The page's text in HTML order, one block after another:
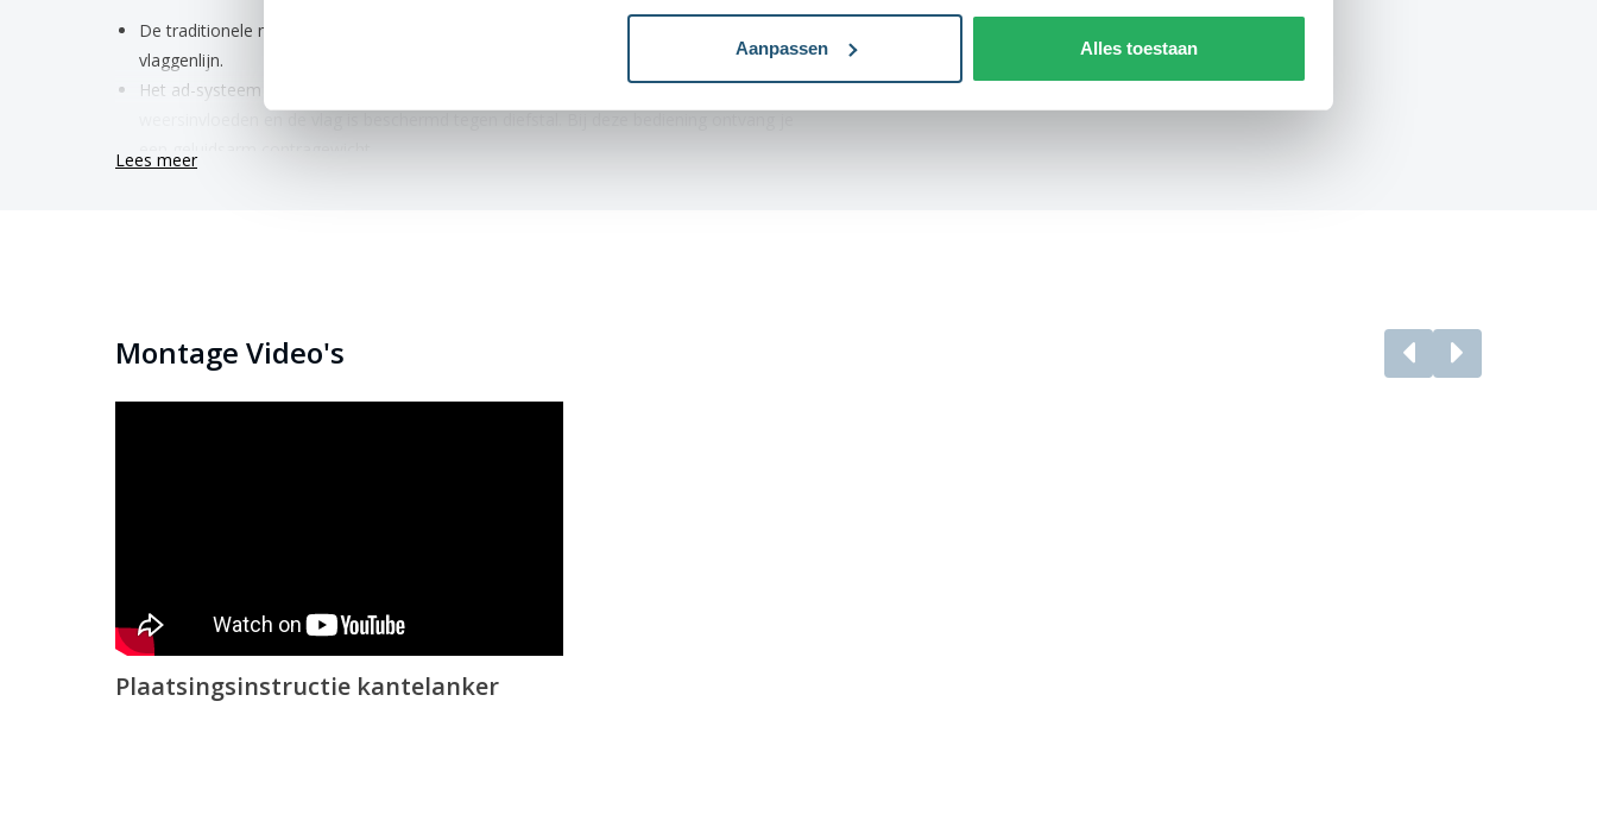
Aanpassen Alles toestaan
De traditionele manier van een vlag hijsen kan met een kikker en een uitwendig
vlaggenlijn.
Het ad-systeem heeft de vlaggenlijn in de mast lopen. Deze is dus beschermd tegen
Het voordeelpakket wordt geleverd met een nastelbaar kantelanker. Je kan er voor
Lees meer
Montage Video's
Plaatsingsinstructie kantelanker